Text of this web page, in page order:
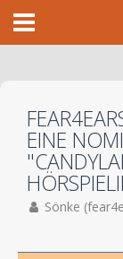
EINE
Sönke